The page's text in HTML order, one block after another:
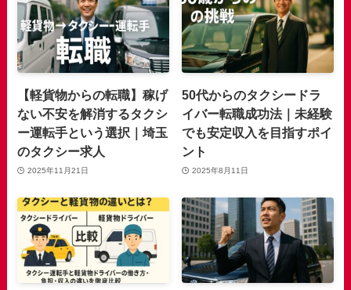
【軽貨物からの転職】稼げ
ない不安を解消するタクシ
ー運転手という選択｜埼玉
のタクシー求人
2025年11月21日
50代からのタクシードラ
イバー転職成功法｜未経験
でも安定収入を目指すポイ
ント
2025年8月11日